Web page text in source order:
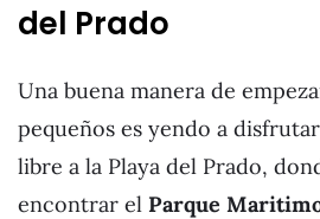
del Prado
Una buena manera de
pequeños es yendo a
libre a la Playa del Prado,
encontrar el Parque